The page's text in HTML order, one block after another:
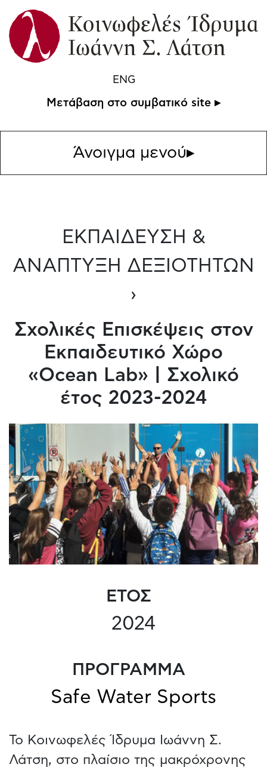
ENG
Μετάβαση στο συμβατικό site ▸
Άνοιγμα μενού▸
ΕΚΠΑΙΔΕΥΣΗ &
ΑΝΑΠΤΥΞΗ ΔΕΞΙΟΤΗΤΩΝ
›
Σχολικές Επισκέψεις στον
Εκπαιδευτικό Χώρο
«Ocean Lab» | Σχολικό
έτος 2023-2024
ΕΤΟΣ
2024
ΠΡΟΓΡΑΜΜΑ
Safe Water Sports
Το Κοινωφελές Ίδρυμα Ιωάννη Σ.
Λάτση, στο πλαίσιο της μακρόχρονης